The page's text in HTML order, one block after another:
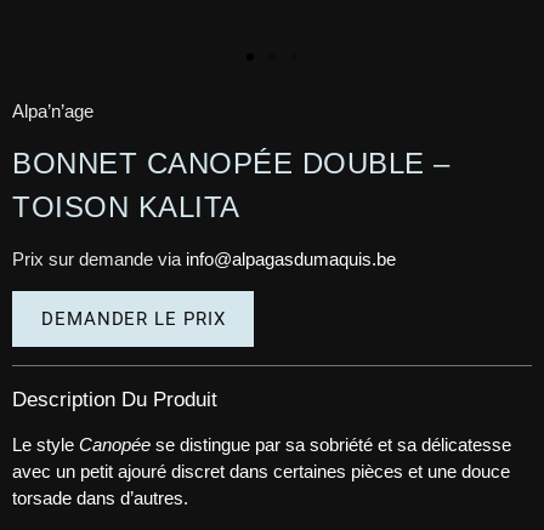
Alpa’n’age
BONNET CANOPÉE DOUBLE –
TOISON KALITA
Prix sur demande via info@alpagasdumaquis.be
DEMANDER LE PRIX
Description Du Produit
Le style Canopée se distingue par sa sobriété et sa délicatesse
avec un petit ajouré discret dans certaines pièces et une douce
torsade dans d’autres.